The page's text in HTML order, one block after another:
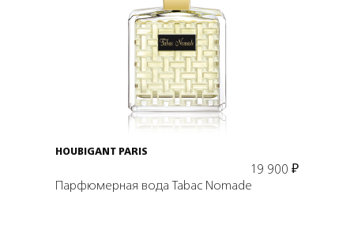
Подробнее
В корзину
HOUBIGANT PARIS
19 900 ₽
Парфюмерная вода Tabac Nomade